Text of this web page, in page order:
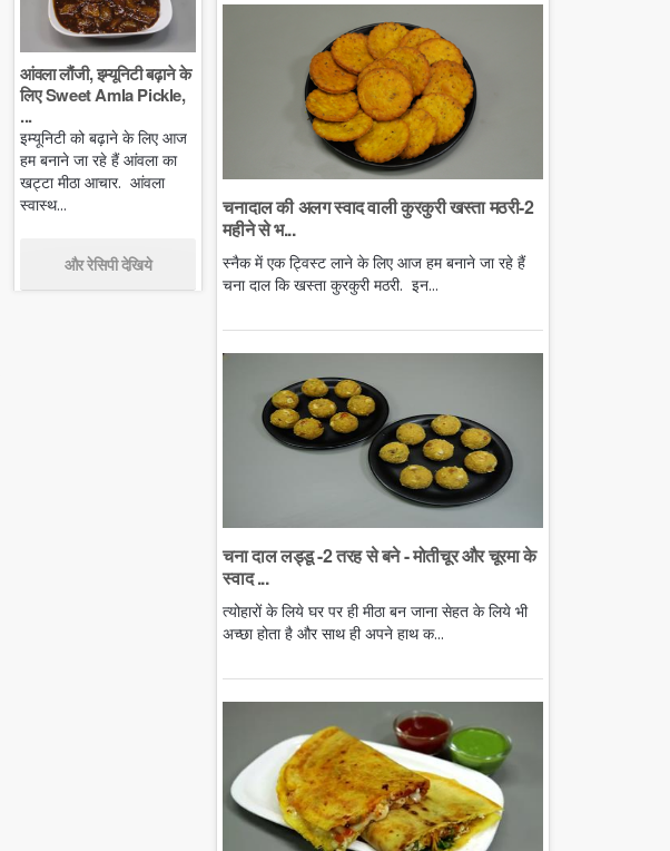
आंवला लौंजी, इम्यूनिटी बढ़ाने के
लिए Sweet Amla Pickle,
...
इम्यूनिटी को बढ़ाने के लिए आज
हम बनाने जा रहे हैं आंवला का
खट्टा मीठा आचार. आंवला
स्वास्थ...
और रेसिपी देखिये
चनादाल की अलग स्वाद वाली कुरकुरी खस्ता मठरी-2
महीने से भ...
स्नैक में एक ट्विस्ट लाने के लिए आज हम बनाने जा रहे हैं
चना दाल कि खस्ता कुरकुरी मठरी. इन...
चना दाल लड्डू -2 तरह से बने - मोतीचूर और चूरमा के
स्वाद ...
त्योहारों के लिये घर पर ही मीठा बन जाना सेहत के लिये भी
अच्छा होता है और साथ ही अपने हाथ क...